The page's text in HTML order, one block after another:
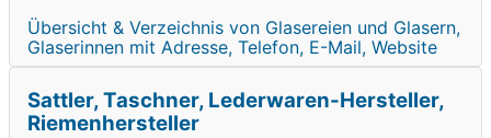
Übersicht & Verzeichnis von Glasereien und Glasern,
Glaserinnen mit Adresse, Telefon, E-Mail, Website
Sattler, Taschner, Lederwaren-Hersteller,
Riemenhersteller